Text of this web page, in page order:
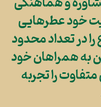
خود عطرهایی
در تعداد محدود
به همراهان خود
را تجربه